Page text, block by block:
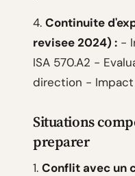
4. Continuite
revisee 2024) : -
ISA 570.A2 -
direction -
Situations
preparer
1. Conflit avec un